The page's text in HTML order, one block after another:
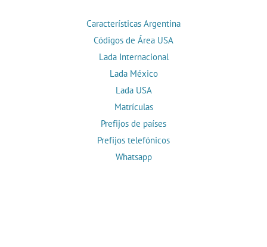
Características Argentina
Códigos de Área USA
Lada Internacional
Lada México
Lada USA
Matrículas
Prefijos de países
Prefijos telefónicos
Whatsapp